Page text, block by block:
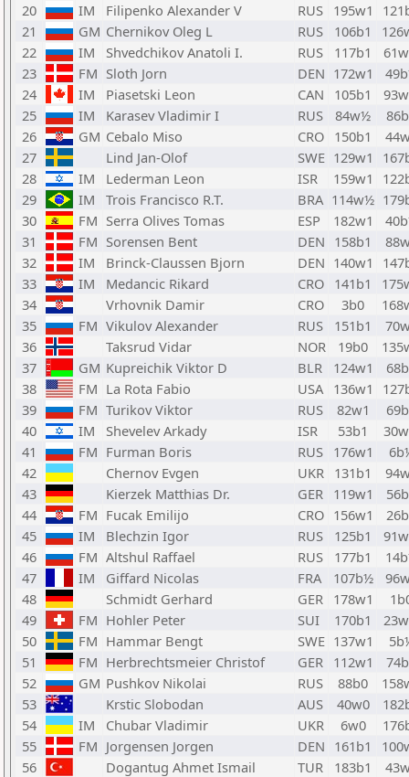
20
IM Filipenko Alexander V RUS 195w1
21
GM Chernikov Oleg L RUS 106b1
22
IM Shvedchikov Anatoli I. RUS 117b1
23
FM Sloth Jorn DEN 172w1
24
IM Piasetski Leon CAN 105b1
25
IM Karasev Vladimir I RUS 84w½
26
GM Cebalo Miso CRO 150b1
27
Lind Jan-Olof SWE 129w1
28
IM Lederman Leon ISR 159w1
29
IM Trois Francisco R.T. BRA 114w½
30
FM Serra Olives Tomas ESP 182w1
31
FM Sorensen Bent DEN 158b1
32
IM Brinck-Claussen Bjorn DEN 140w1
33
IM Medancic Rikard CRO 141b1
34
Vrhovnik Damir CRO 3b0
35
FM Vikulov Alexander RUS 151b1
36
Taksrud Vidar NOR 19b0
37
GM Kupreichik Viktor D BLR 124w1
38
FM La Rota Fabio USA 136w1
39
FM Turikov Viktor RUS 82w1
40
IM Shevelev Arkady ISR 53b1
41
FM Furman Boris RUS 176w1
42
Chernov Evgen UKR 131b1
43
Kierzek Matthias Dr. GER 119w1
44
FM Fucak Emilijo CRO 156w1
45
IM Blechzin Igor RUS 125b1
46
FM Altshul Raffael RUS 177b1
47
IM Giffard Nicolas FRA 107b½
48
Schmidt Gerhard GER 178w1
49
FM Hohler Peter SUI 170b1
50
FM Hammar Bengt SWE 137w1
51
FM Herbrechtsmeier Christof GER 112w1
52
GM Pushkov Nikolai RUS 88b0
53
Krstic Slobodan AUS 40w0
54
IM Chubar Vladimir UKR 6w0
55
FM Jorgensen Jorgen DEN 161b1
56
Dogantug Ahmet Ismail TUR 183b1